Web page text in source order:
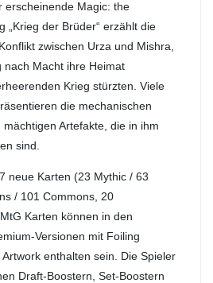
erscheinende Magic: the
„Krieg der Brüder“ erzählt die
zwischen Urza und Mishra,
Macht ihre Heimat
Krieg stürzten. Viele
die mechanischen
Artefakte, die in ihm
sind.
neue Karten (23 Mythic / 63
/ 101 Commons, 20
Karten können in den
Versionen mit Foiling
enthalten sein. Die Spieler
Draft-Boostern, Set-Boostern